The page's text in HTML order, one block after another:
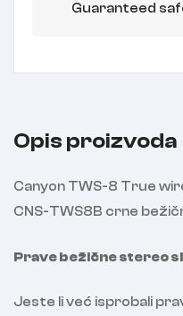
Guaranteed
Opis proizvoda
Canyon TWS-8 True
CNS-TWS8B crne
Prave bežične stereo
Jeste li već isprobali